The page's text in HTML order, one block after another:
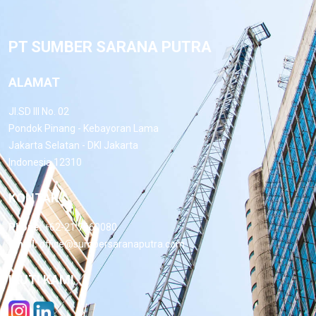
PT SUMBER SARANA PUTRA
ALAMAT
Jl.SD III No. 02
Pondok Pinang - Kebayoran Lama
Jakarta Selatan - DKI Jakarta
Indonesia 12310
KONTAK
Phone: +62-21 7660080
Email:office@sumbersaranaputra.com
IKUTI KAMI